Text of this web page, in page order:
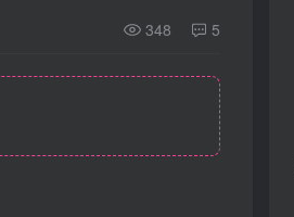
348 5